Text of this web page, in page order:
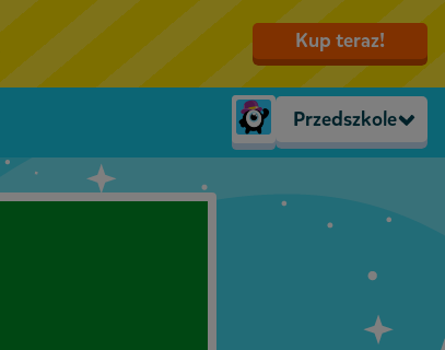
Kup teraz!
Przedszkole
Przedszkole
Zerówka